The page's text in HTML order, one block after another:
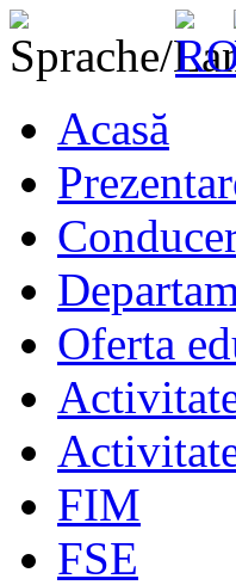
Acasă
Oferta
FIM
FSE